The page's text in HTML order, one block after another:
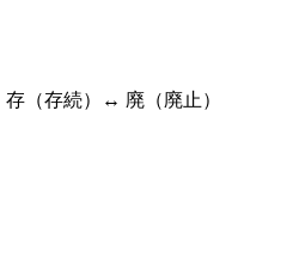
存（存続）↔ 廃（廃止）